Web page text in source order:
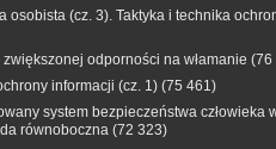
osobista (cz. 3). Taktyka i technika
zwiększonej odporności na włamanie (76
informacji (cz. 1) (75 461)
system bezpieczeństwa człowieka
równoboczna (72 323)